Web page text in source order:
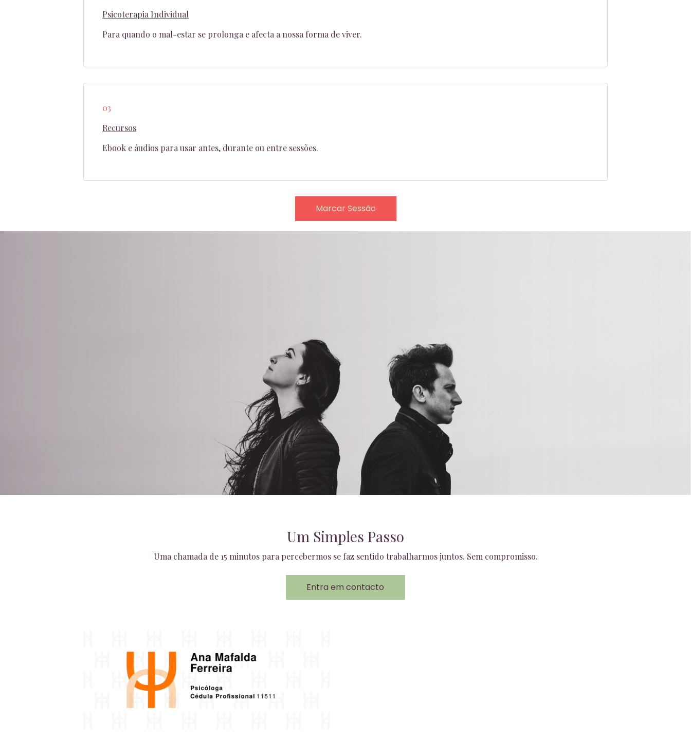
Psicoterapia Individual
Para quando o mal-estar se prolonga e afecta a nossa forma de viver.
03
Recursos
Ebook e áudios para usar antes, durante ou entre sessões.
Marcar Sessão
Um Simples Passo
Uma chamada de 15 minutos para percebermos se faz sentido trabalharmos juntos. Sem compromisso.
Entra em contacto